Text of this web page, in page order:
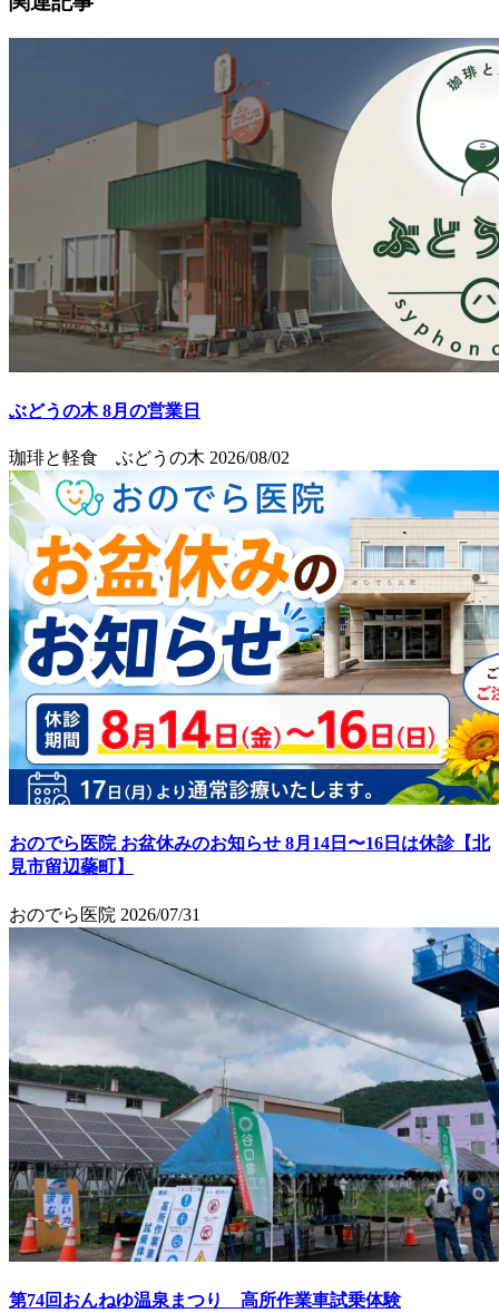
ぶどうの木 8月の営業日
珈琲と軽食 ぶどうの木 2026/08/02
おのでら医院 お盆休みのお知らせ 8月14日〜16日は休診【北
見市留辺蘂町】
おのでら医院 2026/07/31
第74回おんねゆ温泉まつり 高所作業車試乗体験